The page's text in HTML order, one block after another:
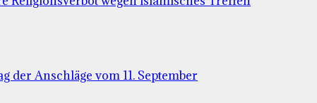
Anschläge vom 11. September